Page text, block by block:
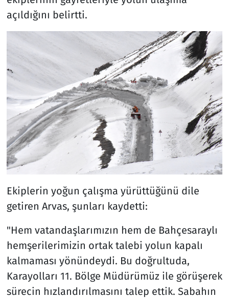
açıldığını belirtti.
Ekiplerin yoğun çalışma yürüttüğünü dile
getiren Arvas, şunları kaydetti:
"Hem vatandaşlarımızın hem de Bahçesaraylı
hemşerilerimizin ortak talebi yolun kapalı
kalmaması yönündeydi. Bu doğrultuda,
Karayolları 11. Bölge Müdürümüz ile görüşerek
sürecin hızlandırılmasını talep ettik. Sabahın